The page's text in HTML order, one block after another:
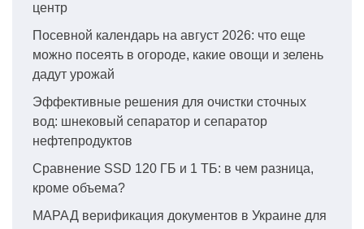
центр
Посевной календарь на август 2026: что еще
можно посеять в огороде, какие овощи и зелень
дадут урожай
Эффективные решения для очистки сточных
вод: шнековый сепаратор и сепаратор
нефтепродуктов
Сравнение SSD 120 ГБ и 1 ТБ: в чем разница,
кроме объема?
МАРАД верификация документов в Украине для